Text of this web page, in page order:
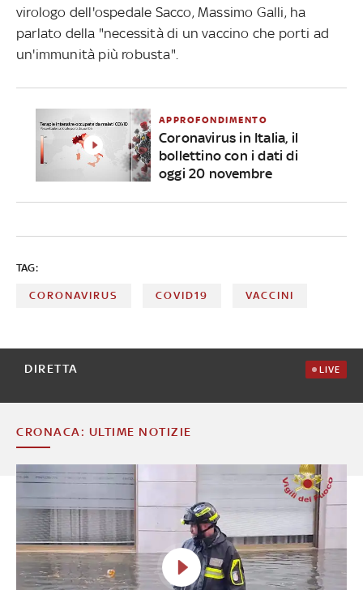
virologo dell'ospedale Sacco, Massimo Galli, ha
parlato della "necessità di un vaccino che porti ad
un'immunità più robusta".
APPROFONDIMENTO
Coronavirus in Italia, il
bollettino con i dati di
oggi 20 novembre
TAG:
CORONAVIRUS COVID19 VACCINI
DIRETTA LIVE
CRONACA: ULTIME NOTIZIE